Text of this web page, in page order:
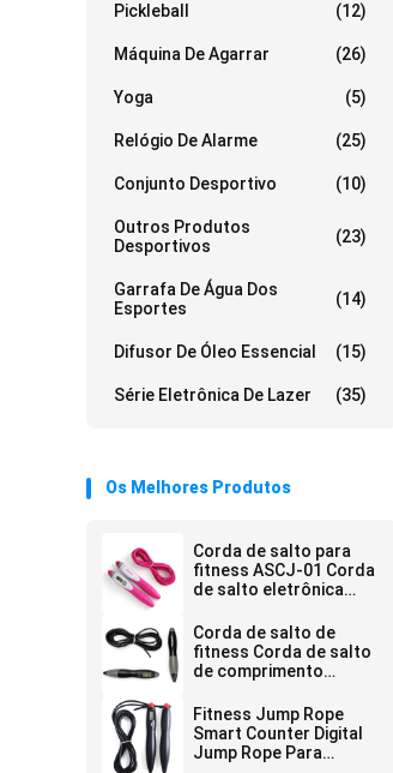
Pickleball (12)
Máquina De Agarrar (26)
Yoga (5)
Relógio De Alarme (25)
Conjunto Desportivo (10)
Outros Produtos
Desportivos
(23)
Garrafa De Água Dos
Esportes
(14)
Difusor De Óleo Essencial (15)
Série Eletrônica De Lazer (35)
Os Melhores Produtos
Corda de salto para
fitness ASCJ-01 Corda
de salto eletrônica
comprimento Peso
conjunto de 20-110 kg
Corda de salto de
fitness Corda de salto
de comprimento
inteligente Tipo JP-100
Para ginásio 175 X
Regulação de pressão
Fitness Jump Rope
Smart Counter Digital
Jump Rope Para